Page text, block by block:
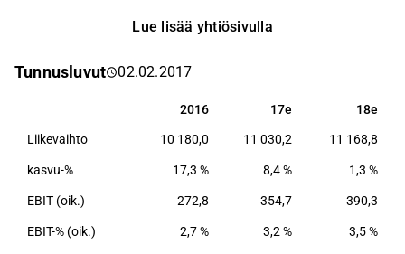
ketjutoimintaan kuuluu liikkeitä esimerkiksi
Liettuassa ja Puolassa. K-ryhmä on Suomen suurin
sijaitsevat Helsingissä.
Lue lisää yhtiösivulla
Tunnusluvut 02.02.2017
2016 17e 18e
2016 17e 18e
Liikevaihto 10 180,0 11 030,2 11 168,8
kasvu-% 17,3 % 8,4 % 1,3 %
EBIT (oik.) 272,8 354,7 390,3
EBIT-% (oik.) 2,7 % 3,2 % 3,5 %